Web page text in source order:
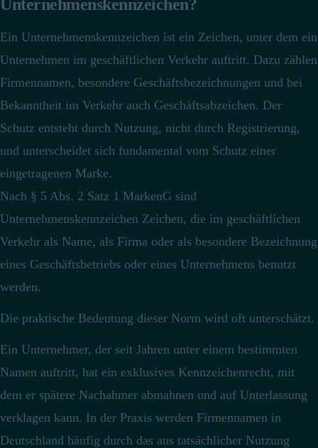
Unternehmenskennzeichen?
Ein Unternehmenskennzeichen ist ein Zeichen, unter dem ein
Unternehmen im geschäftlichen Verkehr auftritt. Dazu zählen
Firmennamen, besondere Geschäftsbezeichnungen und bei
Bekanntheit im Verkehr auch Geschäftsabzeichen. Der
Schutz entsteht durch Nutzung, nicht durch Registrierung,
und unterscheidet sich fundamental vom Schutz einer
eingetragenen Marke.
Nach § 5 Abs. 2 Satz 1 MarkenG sind
Unternehmenskennzeichen Zeichen, die im geschäftlichen
Verkehr als Name, als Firma oder als besondere Bezeichnung
eines Geschäftsbetriebs oder eines Unternehmens benutzt
werden.
Die praktische Bedeutung dieser Norm wird oft unterschätzt.
Ein Unternehmer, der seit Jahren unter einem bestimmten
Namen auftritt, hat ein exklusives Kennzeichenrecht, mit
dem er spätere Nachahmer abmahnen und auf Unterlassung
verklagen kann. In der Praxis werden Firmennamen in
Deutschland häufig durch das aus tatsächlicher Nutzung